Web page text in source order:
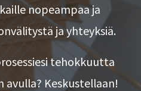
nopeampaa ja
ja yhteyksiä.
tehokkuutta
Keskustellaan!